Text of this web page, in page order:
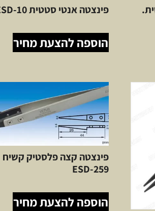
פינצטה אנטי סטטית ESD-10
הוספה להצעת מחיר
פינצטה קצה פלסטיק קשיח
ESD-259
הוספה להצעת מחיר